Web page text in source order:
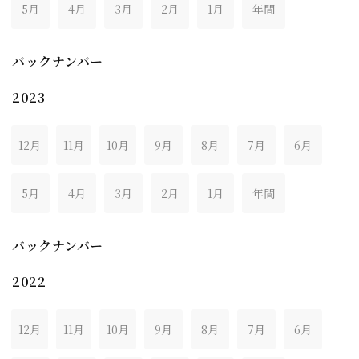
5月 4月 3月 2月 1月 年間
バックナンバー
2023
12月 11月 10月 9月 8月 7月 6月
5月 4月 3月 2月 1月 年間
バックナンバー
2022
12月 11月 10月 9月 8月 7月 6月